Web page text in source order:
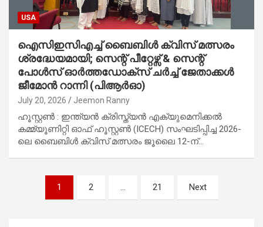
USA
ഐസിഇസിഎച്ച് ബൈബിൾ ക്വിസ് മത്സരം
ശ്രദ്ധേയമായി; സെന്റ് പീറ്റേഴ്സ് & സെന്റ്
പോൾസ് ഓർത്തഡോക്സ് ചർച്ച് ജേതാക്കൾ
ജീമോൻ റാന്നി (പിആർഓ)
July 20, 2026 Jeemon Ranny
ഹൂസ്റ്റൺ : ഇന്ത്യൻ ക്രിസ്ത്യൻ എക്യുമെനിക്കൽ
കമ്മ്യൂണിറ്റി ഓഫ് ഹൂസ്റ്റൺ (ICECH) സംഘടിപ്പിച്ച 2026-
ലെ ബൈബിൾ ക്വിസ് മത്സരം ജൂലൈ 12-ന്…
pagination
1 2 … 21 Next